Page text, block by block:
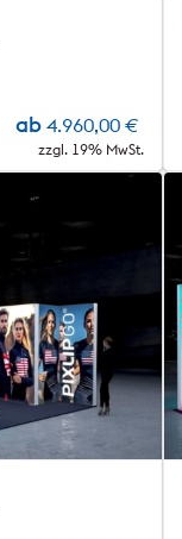
ab 4.960,00 €
zzgl. 19% MwSt.